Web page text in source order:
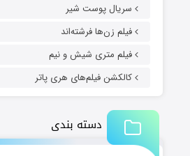
سریال پوست شیر
فیلم زن‌ها فرشته‌اند
فیلم متری شیش و نیم
کالکشن فیلم‌های هری پاتر
دسته بندی